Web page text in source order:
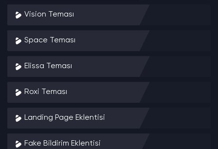
Vision Teması
Space Teması
Elissa Teması
Roxi Teması
Landing Page Eklentisi
Fake Bildirim Eklentisi